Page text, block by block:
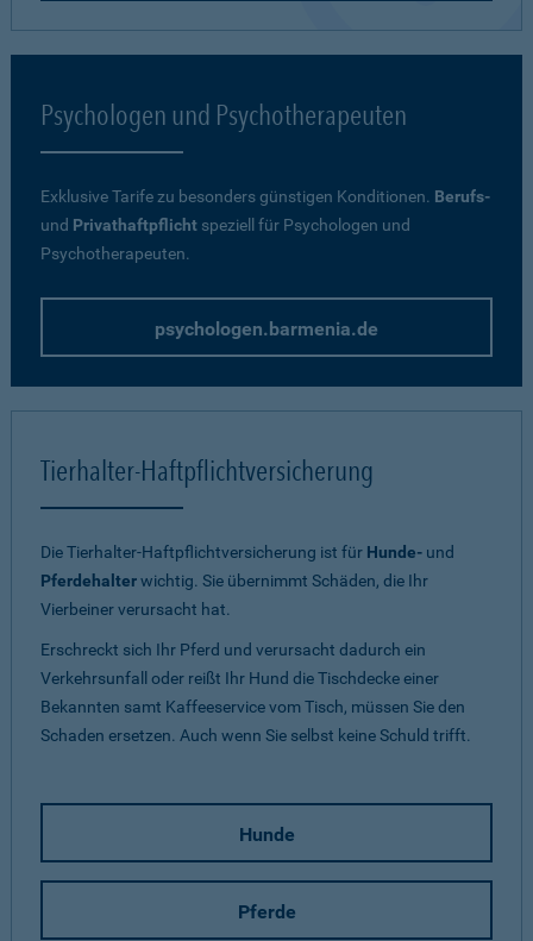
Psychologen und Psychotherapeuten
Exklusive Tarife zu besonders günstigen Konditionen. Berufs-
und Privathaftpflicht speziell für Psychologen und
Psychotherapeuten.
psychologen.barmenia.de
Tierhalter-Haftpflichtversicherung
Die Tierhalter-Haftpflichtversicherung ist für Hunde- und
Pferdehalterwichtig. Sie übernimmt Schäden, die Ihr
Vierbeiner verursacht hat.
Erschreckt sich Ihr Pferd und verursacht dadurch ein
Verkehrsunfall oder reißt Ihr Hund die Tischdecke einer
Bekannten samt Kaffeeservice vom Tisch, müssen Sie den
Schaden ersetzen. Auch wenn Sie selbst keine Schuld trifft.
Hunde
Pferde